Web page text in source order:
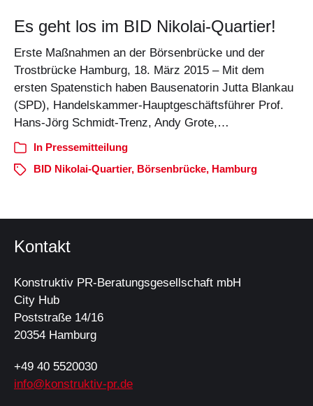
Es geht los im BID Nikolai-Quartier!
Erste Maßnahmen an der Börsenbrücke und der
Trostbrücke Hamburg, 18. März 2015 – Mit dem
ersten Spatenstich haben Bausenatorin Jutta Blankau
(SPD), Handelskammer-Hauptgeschäftsführer Prof.
Hans-Jörg Schmidt-Trenz, Andy Grote,…
In Pressemitteilung
BID Nikolai-Quartier, Börsenbrücke, Hamburg
Kontakt
Konstruktiv PR-Beratungsgesellschaft mbH
City Hub
Poststraße 14/16
20354 Hamburg
+49 40 5520030
info@konstruktiv-pr.de